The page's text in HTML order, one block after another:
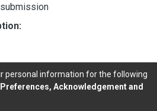
personal information for the following
Acknowledgement and